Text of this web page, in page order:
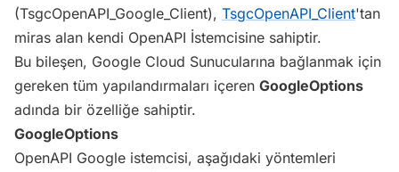
(TsgcOpenAPI_Google_Client), TsgcOpenAPI_Client'tan
miras alan kendi OpenAPI İstemcisine sahiptir.
Bu bileşen, Google Cloud Sunucularına bağlanmak için
gereken tüm yapılandırmaları içeren GoogleOptions
adında bir özelliğe sahiptir.
GoogleOptions
OpenAPI Google istemcisi, aşağıdaki yöntemleri